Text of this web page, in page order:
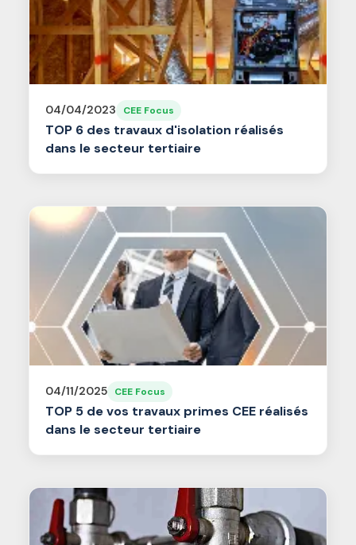
04/04/2023 CEE Focus
TOP 6 des travaux d'isolation réalisés
dans le secteur tertiaire
04/11/2025 CEE Focus
TOP 5 de vos travaux primes CEE réalisés
dans le secteur tertiaire